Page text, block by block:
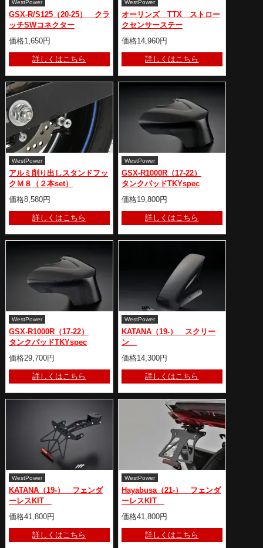
WestPower
GSX-R/S125（20-25） クラ
ッチSWコネクター
価格1,650円
詳しくはこちら
WestPower
オーリンズ TTX ストロー
クセンサーステー
価格14,960円
詳しくはこちら
WestPower
アルミ削り出しスタンドフッ
クＭ８（２本set）
価格8,580円
詳しくはこちら
WestPower
GSX-R1000R（17-22）
タンクパッドTKYspec
価格19,800円
詳しくはこちら
WestPower
GSX-R1000R（17-22）
タンクパッドTKYspec
価格29,700円
詳しくはこちら
WestPower
KATANA（19-） スクリー
ン
価格14,300円
詳しくはこちら
WestPower
KATANA（19-） フェンダ
ーレスKIT
価格41,800円
詳しくはこちら
WestPower
Hayabusa（21-） フェンダ
ーレスKIT
価格41,800円
詳しくはこちら